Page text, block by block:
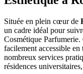
Située en plein cœur de
un cadre idéal pour
Cosmétique Parfumerie.
facilement accessible
nombreux services
résidences